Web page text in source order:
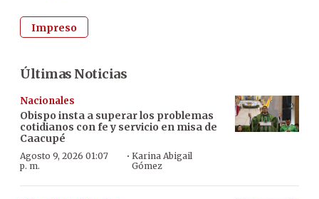
Impreso
Últimas Noticias
Nacionales
Obispo insta a superar los problemas
cotidianos con fe y servicio en misa de
Caacupé
Agosto 9, 2026 01:07
p. m.
·Karina Abigail
Gómez